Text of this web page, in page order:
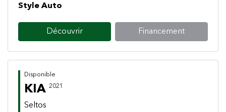
Style Auto
Découvrir Financement
Disponible
KIA 2021
Seltos